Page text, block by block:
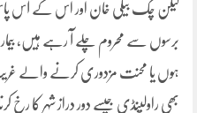
لیکن چک بیلی خان اور اس کے آس
برسوں سے محروم چلے آ رہے ہیں،
ہوں یا محنت مزدوری کرنے والے
بھی راولپنڈی جیسے دور دراز شہر کا رخ